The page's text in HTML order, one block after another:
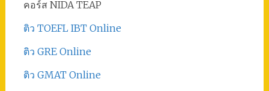
คอร์ส NIDA TEAP
ติว TOEFL IBT Online
ติว GRE Online
ติว GMAT Online